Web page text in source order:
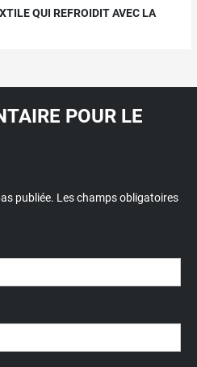
QUI REFROIDIT AVEC LA
POUR LE
publiée. Les champs obligatoires